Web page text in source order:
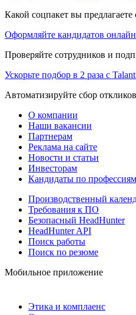
Какой соцпакет вы
Оформляйте кандидатов онлайн
Проверяйте сотрудников и
Ускорьте подбор в 2 раза с
Автоматизируйте сбор
О компании
Наши вакансии
Партнерам
Реклама на сайте
Новости и статьи
Инвесторам
Кандидаты по профессиям
Производственный
Требования к ПО
Безопасный HeadHunter
HeadHunter API
Поиск работы
Поиск по резюме
Мобильное приложение
Этика и комплаенс